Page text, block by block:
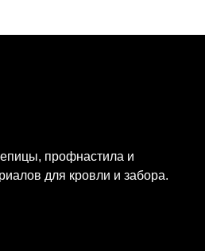
профнастила и
для кровли и забора.